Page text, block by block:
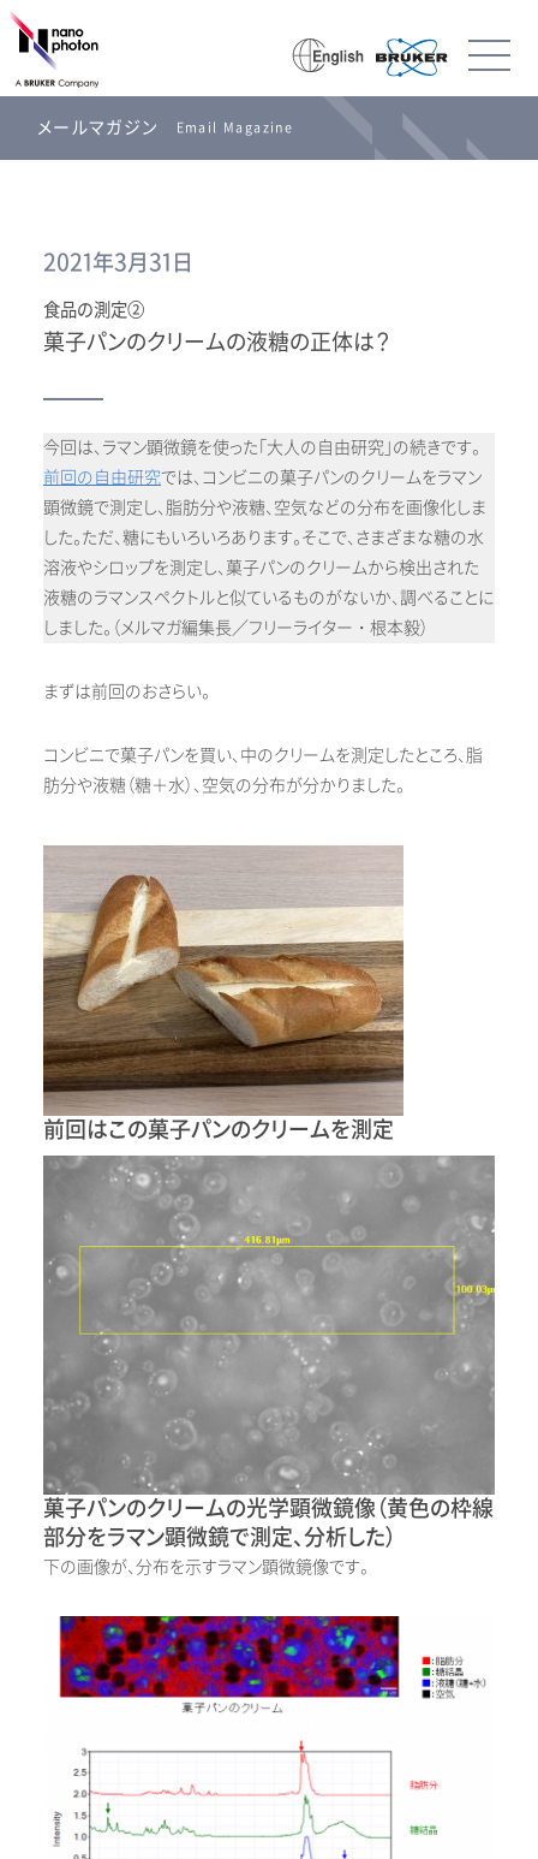
メールマガジン Email Magazine
2021年3月31日
食品の測定②
菓子パンのクリームの液糖の正体は？
今回は、ラマン顕微鏡を使った「大人の自由研究」の続きです。
前回の自由研究では、コンビニの菓子パンのクリームをラマン
顕微鏡で測定し、脂肪分や液糖、空気などの分布を画像化しま
した。ただ、糖にもいろいろあります。そこで、さまざまな糖の水
溶液やシロップを測定し、菓子パンのクリームから検出された
液糖のラマンスペクトルと似ているものがないか、調べることに
しました。（メルマガ編集長／フリーライター・根本毅）
まずは前回のおさらい。
コンビニで菓子パンを買い、中のクリームを測定したところ、脂
肪分や液糖（糖＋水）、空気の分布が分かりました。
前回はこの菓子パンのクリームを測定
菓子パンのクリームの光学顕微鏡像（黄色の枠線
部分をラマン顕微鏡で測定、分析した）
下の画像が、分布を示すラマン顕微鏡像です。